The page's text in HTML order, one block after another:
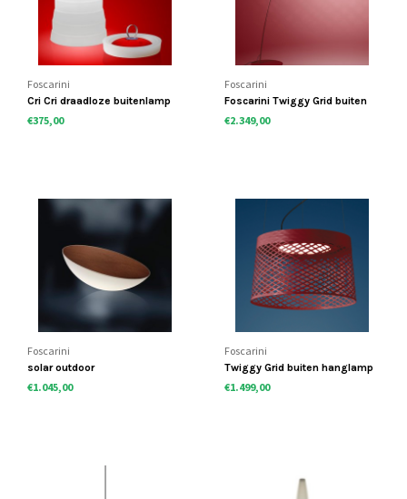
Foscarini
Cri Cri draadloze buitenlamp
€375,00
Foscarini
Foscarini Twiggy Grid buiten
booglamp
€2.349,00
Foscarini
solar outdoor
€1.045,00
Foscarini
Twiggy Grid buiten hanglamp
€1.499,00